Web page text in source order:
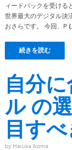
ィードバックを受ける
世界最大のデジタル決
おさらです。 今回、P
続きを読む
自分
ル の
目す
by Haruka Ikoma